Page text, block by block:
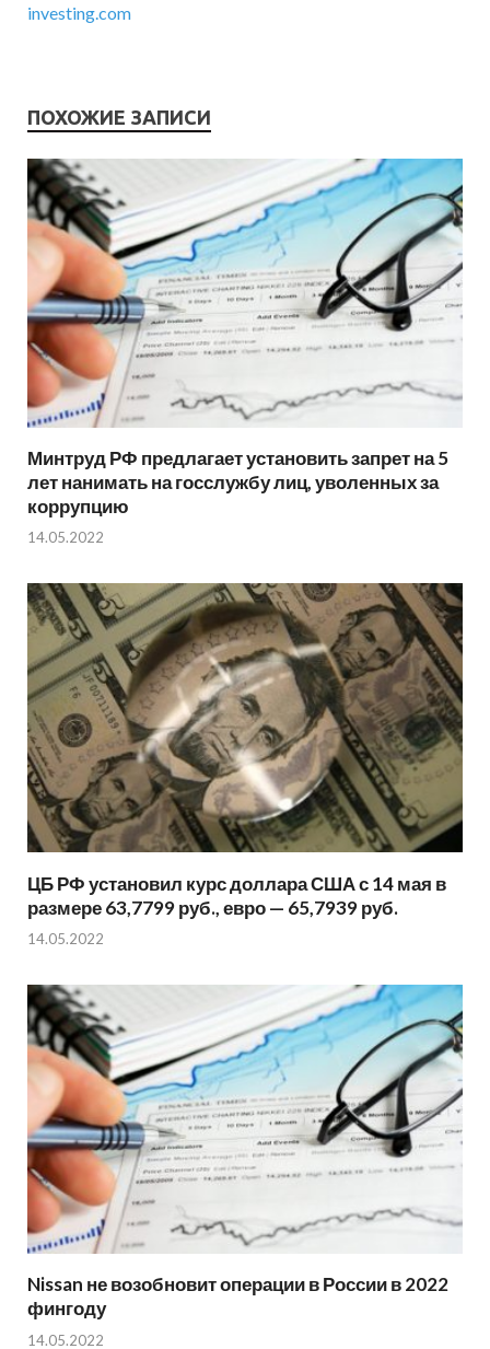
investing.com
ПОХОЖИЕ ЗАПИСИ
Минтруд РФ предлагает установить запрет на 5
лет нанимать на госслужбу лиц, уволенных за
коррупцию
14.05.2022
ЦБ РФ установил курс доллара США с 14 мая в
размере 63,7799 руб., евро — 65,7939 руб.
14.05.2022
Nissan не возобновит операции в России в 2022
фингоду
14.05.2022